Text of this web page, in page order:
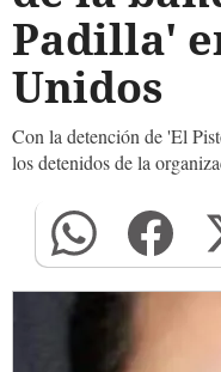
Padilla'
Unidos
Con la detención de 'El
los detenidos de la